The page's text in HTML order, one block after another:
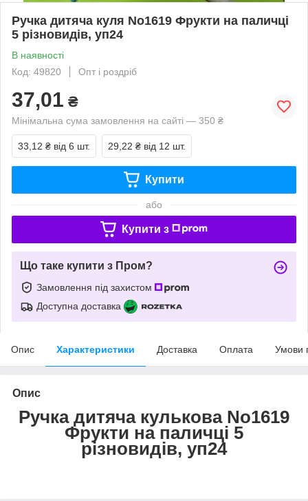
Ручка дитяча куля No1619 Фрукти на паличці
5 різновидів, уп24
В наявності
Код: 49820
Опт і роздріб
37,01 ₴
Мінімальна сума замовлення на сайті — 350 ₴
33,12 ₴ від 6 шт. 29,22 ₴ від 12 шт.
Купити
або
Купити з
Що таке купити з Пром?
Замовлення під захистом
Доступна доставка
Опис Характеристики Доставка Оплата Умови
Опис
Ручка дитяча кулькова No1619
Фрукти на паличці 5
різновидів, уп24